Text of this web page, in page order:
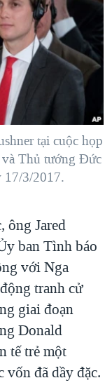
NAM
SÂM
THÔN MỸ
tại cuộc họp
Thủ tướng Đức
17/3/2017.
ông Jared
ban Tình báo
với Nga
tranh cử
giai đoạn
Donald
tế trẻ một
đã dầy đặc.